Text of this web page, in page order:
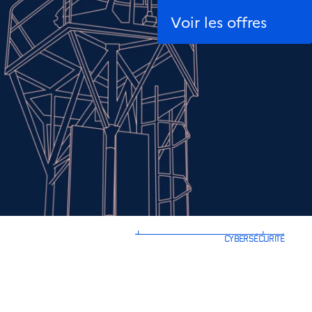
Voir les offres
Développement de
des infrastructures